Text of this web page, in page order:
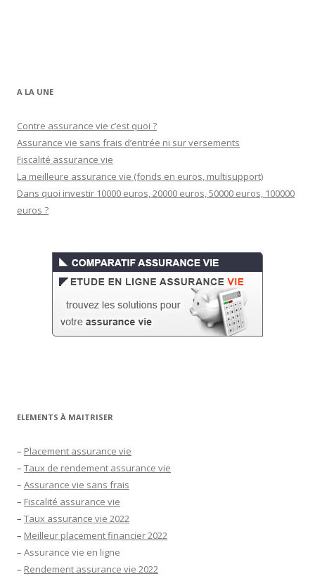
A LA UNE
Contre assurance vie c’est quoi ?
Assurance vie sans frais d’entrée ni sur versements
Fiscalité assurance vie
La meilleure assurance vie (fonds en euros, multisupport)
Dans quoi investir 10000 euros, 20000 euros, 50000 euros, 100000
euros ?
ELEMENTS À MAITRISER
– Placement assurance vie
– Taux de rendement assurance vie
– Assurance vie sans frais
– Fiscalité assurance vie
– Taux assurance vie 2022
– Meilleur placement financier 2022
– Assurance vie en ligne
– Rendement assurance vie 2022